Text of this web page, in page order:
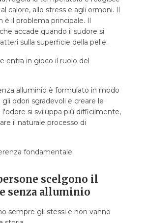
calore, allo stress e agli ormoni. Il
è il problema principale. Il
accade quando il sudore si
sulla superficie della pelle.
entra in gioco il ruolo del
alluminio è formulato in modo
odori sgradevoli e creare le
l'odore si sviluppa più difficilmente,
il naturale processo di
fondamentale.
scelgono il
senza alluminio
sempre gli stessi e non vanno